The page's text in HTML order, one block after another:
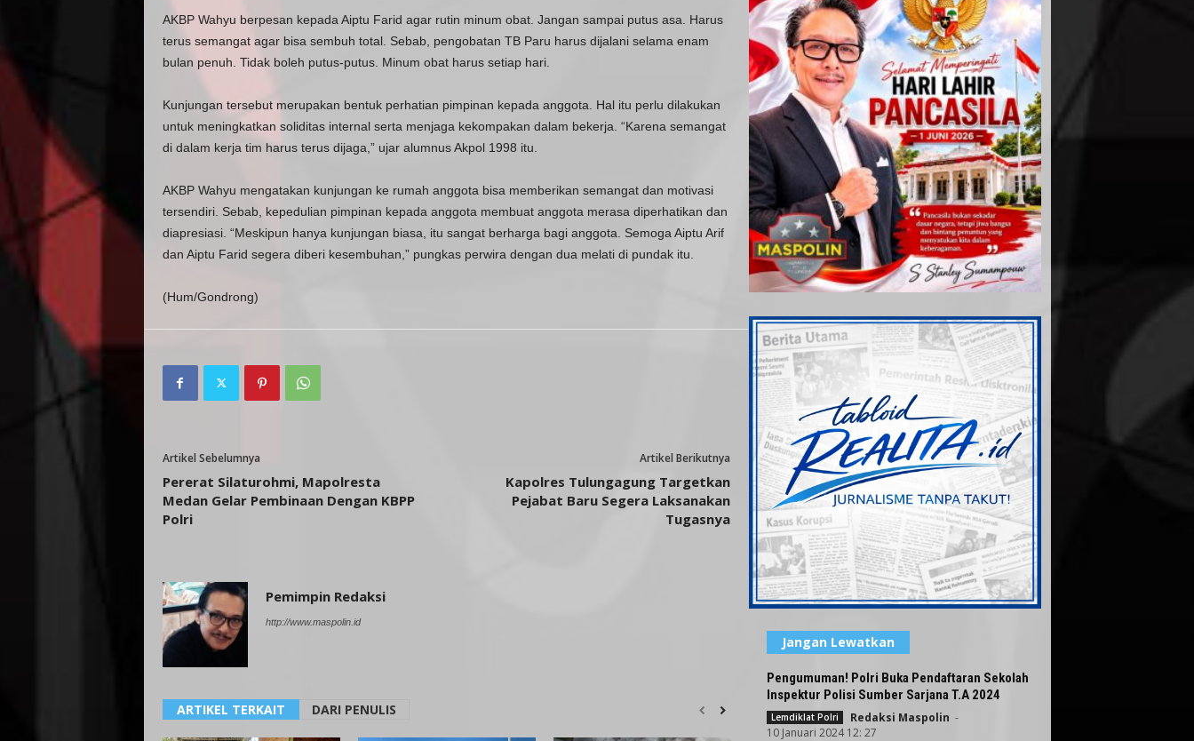
AKBP Wahyu berpesan kepada Aiptu Farid agar rutin minum obat. Jangan sampai putus asa. Harus
terus semangat agar bisa sembuh total. Sebab, pengobatan TB Paru harus dijalani selama enam
bulan penuh. Tidak boleh putus-putus. Minum obat harus setiap hari.
Kunjungan tersebut merupakan bentuk perhatian pimpinan kepada anggota. Hal itu perlu dilakukan
untuk meningkatkan soliditas internal serta menjaga kekompakan dalam bekerja. “Karena semangat
di dalam kerja tim harus terus dijaga,” ujar alumnus Akpol 1998 itu.
AKBP Wahyu mengatakan kunjungan ke rumah anggota bisa memberikan semangat dan motivasi
tersendiri. Sebab, kepedulian pimpinan kepada anggota membuat anggota merasa diperhatikan dan
diapresiasi. “Meskipun hanya kunjungan biasa, itu sangat berharga bagi anggota. Semoga Aiptu Arif
dan Aiptu Farid segera diberi kesembuhan,” pungkas perwira dengan dua melati di pundak itu.
(Hum/Gondrong)
Artikel Sebelumnya
Pererat Silaturohmi, Mapolresta
Medan Gelar Pembinaan Dengan KBPP
Polri
Artikel Berikutnya
Kapolres Tulungagung Targetkan
Pejabat Baru Segera Laksanakan
Tugasnya
Pemimpin Redaksi
http://www.maspolin.id
ARTIKEL TERKAIT DARI PENULIS
Jangan Lewatkan
Pengumuman! Polri Buka Pendaftaran Sekolah
Inspektur Polisi Sumber Sarjana T.A 2024
Lemdiklat Polri Redaksi Maspolin -
10 Januari 2024 12: 27